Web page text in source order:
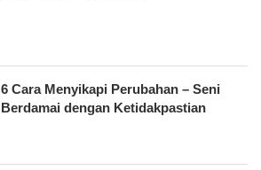
6 Cara Menyikapi Perubahan – Seni
Berdamai dengan Ketidakpastian